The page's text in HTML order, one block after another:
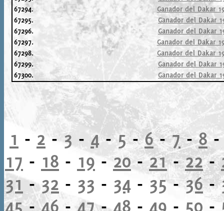
67294.
Ganador del Dakar
67295.
Ganador del Dakar
67296.
Ganador del Dakar
67297.
Ganador del Dakar
67298.
Ganador del Dakar
67299.
Ganador del Dakar
67300.
Ganador del Dakar
1 - 2-3 - 4-5-6-7-8
17 - 18 - 19-20-21-22-
31-32 - 33 - 34 - 35-36-
45-46-47-48 - 49 - 50 -